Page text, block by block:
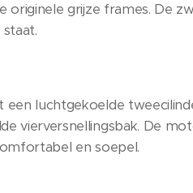
originele grijze frames. De
luchtgekoelde
vierversnellingsbak. De
en soepel.